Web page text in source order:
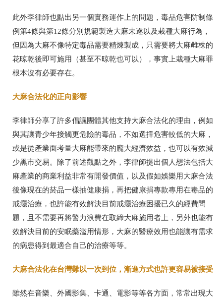
此外李律師也點出另一個實務運作上的問題，毒品危害防制條
例第4條與第12條分別規範製造大麻未遂以及栽種大麻行為，
但因為大麻不像特定毒品需要精煉製成，只需要將大麻雌株的
花晾乾後即可施用（甚至不晾乾也可以），事實上栽種大麻罪
根本沒有必要存在。
大麻合法化的正向影響
李律師分享了許多倡議團體其他支持大麻合法化的理由，例如
與其讓青少年接觸更危險的毒品，不如選擇危害較低的大麻，
或是從產業面考量大麻能帶來的龐大經濟效益，也可以有效減
少黑市交易。除了前述觀點之外，李律師提出個人想法包括大
麻產業的商業利益非常有開發價值，以及假如娛樂用大麻合法
後像現在的菸品一樣抽健康捐，再把健康捐專款專用在毒品的
戒癮治療，也許能有效解決目前戒癮治療困擾已久的經費問
題，且不需要再將警力浪費在取締大麻施用者上，另外也能有
效解決目前的安眠藥濫用情形，大麻的醫療效用也能讓有需求
的病患得到最適合自己的治療等等。
大麻合法化在台灣難以一次到位，漸進方式也許更容易被接受
雖然在音樂、外國影集、卡通、電影等等各方面，常常出現大